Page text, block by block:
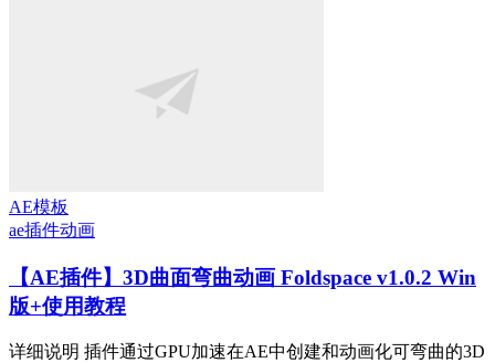
AE模板
ae插件动画
【AE插件】3D曲面弯曲动画 Foldspace v1.0.2 Win
版+使用教程
详细说明 插件通过GPU加速在AE中创建和动画化可弯曲的3D